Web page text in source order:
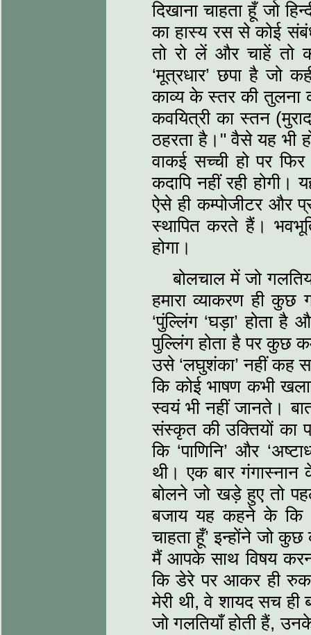
दिखाना चाहता हूँ जो
का हास्‍य रस से कोई
तो रो लें और चाहें तो
‘मूत्रधार’ छपा है जो
काव्‍य के स्‍तर की
कवयित्री का स्‍तन
ठहरता है।" वैसे यह भी
वाकई सच्‍ची हो पर
कदापि नहीं रही
ऐसे ही कम्‍पोजीटर और
स्‍थापित करते हैं।
होगा।
बोलचाल में जो
हमारा व्‍याकरण ही
‘पुंल्लिंग ‘घड़ा’ होता है
पु‍ल्लिंग होता है पर कुछ
उसे ‘लघुशंका’ नहीं कह
कि कोई भाषण कभी
स्‍वयं भी नहीं जानते।
संस्‍कृत की उक्तियों का
कि ‘पाणिनि’ और
थी। एक बार
बोलने जो खड़े हुए तो
बजाय यह कहने के कि
चाहता हूँ’ इन्‍होंने जो
मैं आपके साथ विषय
कि डेरे पर आकर ही
मेरी थी, वे शायद सच
जो गलतियाँ होती हैं,